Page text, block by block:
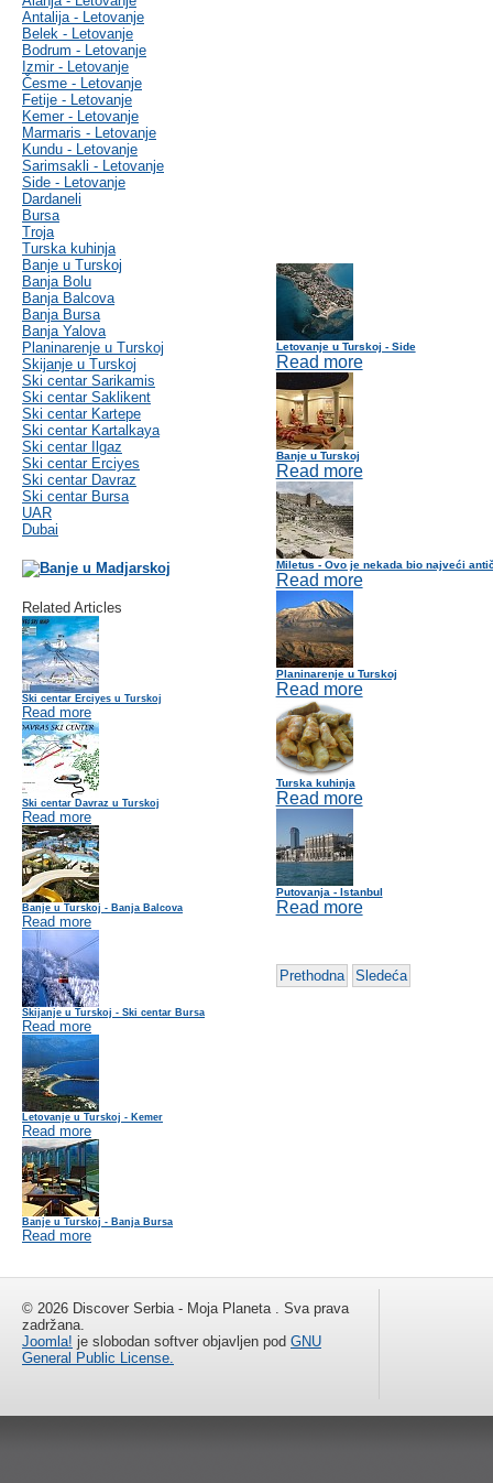
Antalija - Letovanje
Belek - Letovanje
Bodrum - Letovanje
Izmir - Letovanje
Česme - Letovanje
Fetije - Letovanje
Kemer - Letovanje
Marmaris - Letovanje
Kundu - Letovanje
Sarimsakli - Letovanje
Side - Letovanje
Dardaneli
Bursa
Troja
Turska kuhinja
Banje u Turskoj
Banja Bolu
Banja Balcova
Banja Bursa
Banja Yalova
Planinarenje u Turskoj
Skijanje u Turskoj
Ski centar Sarikamis
Ski centar Saklikent
Ski centar Kartepe
Ski centar Kartalkaya
Ski centar Ilgaz
Ski centar Erciyes
Ski centar Davraz
Ski centar Bursa
UAR
Dubai
Related Articles
Ski centar Erciyes u Turskoj
Read more
Ski centar Davraz u Turskoj
Read more
Banje u Turskoj - Banja Balcova
Read more
Skijanje u Turskoj - Ski centar Bursa
Read more
Letovanje u Turskoj - Kemer
Read more
Banje u Turskoj - Banja Bursa
Read more
Letovanje u Turskoj - Side
Read more
Banje u Turskoj
Read more
Miletus - Ovo je nekada bio najveći
Read more
Planinarenje u Turskoj
Read more
Turska kuhinja
Read more
Putovanja - Istanbul
Read more
Prethodna Sledeća
© 2026 Discover Serbia - Moja Planeta . Sva prava
zadržana.
Joomla! je slobodan softver objavljen pod GNU
General Public License.